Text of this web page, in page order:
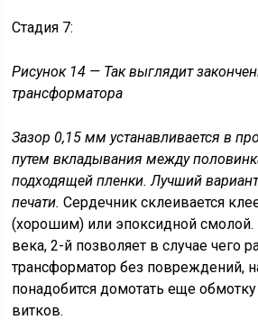
Стадия 7:
Рисунок 14 — Так выглядит
трансформатора
Зазор 0,15 мм устанавливается в
путем вкладывания между
подходящей пленки. Лучший
печати. Сердечник склеивается
(хорошим) или эпоксидной смолой.
века, 2-й позволяет в случае чего
трансформатор без повреждений,
понадобится домотать еще
витков.